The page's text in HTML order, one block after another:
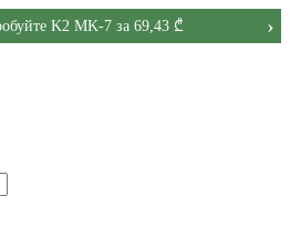
K2 MK-7 за 69,43 ₾ ›